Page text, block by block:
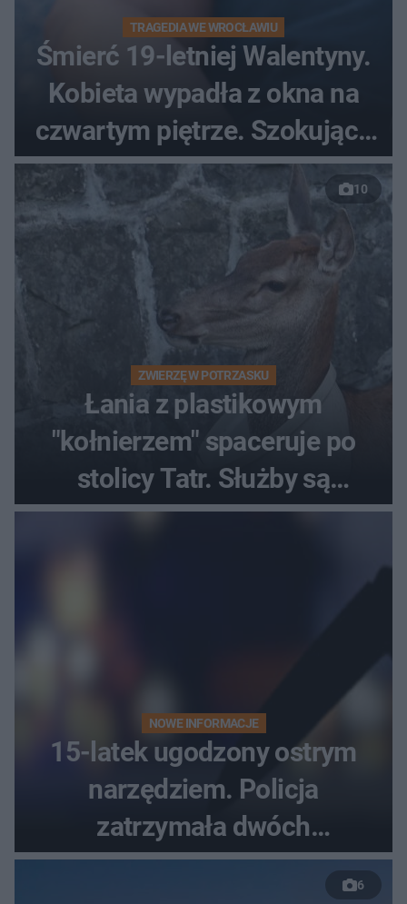
TRAGEDIA WE WROCŁAWIU
Śmierć 19-letniej Walentyny.
Kobieta wypadła z okna na
czwartym piętrze. Szokujące
nagranie trafiło do sieci
10
ZWIERZĘ W POTRZASKU
Łania z plastikowym
"kołnierzem" spaceruje po
stolicy Tatr. Służby są
bezradne
NOWE INFORMACJE
15-latek ugodzony ostrym
narzędziem. Policja
zatrzymała dwóch
nastolatków
6